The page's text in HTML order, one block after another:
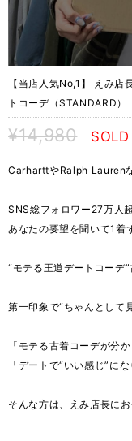
【当店人気No,1】 えみ
トコーデ（STANDARD）
¥14,980
CarharttやRalph Lauren
SNS総フォロワー27万人
あなたの要望を聞いて1着
“モテる王道デートコーデ”
第一印象で“ちゃんとして
「モテる古着コーデが分
「デートで“いい感じ”に
そんな方は、えみ店長にお